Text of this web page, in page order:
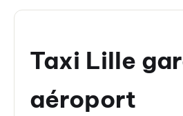
Taxi Lille
aéroport